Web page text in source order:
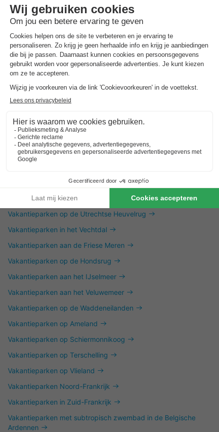
Dit is ook interessant
Vakantieparken in de Achterhoek
Vakantieparken in Twente
Vakantieparken op de Utrechtse Heuvelrug
Vakantieparken in het Vechtdal
Vakantieparken aan de Friese Meren
Vakantieparken op de Hondsrug
Vakantieparken aan het IJselmeer
Vakantieparken aan het Veluwemeer
Vakantieparken op de Waddeneilanden
Vakantieparken op Ameland
Vakantieparken op Schiermonnikoog
Vakantieparken op Terschelling
Vakantieparken op Vlieland
Vakantieparken Noord-Frankrijk
Vakantieparken in Zuid-Frankrijk
Vakantieparken met subtropisch zwembad in de Belgische
Ardennen